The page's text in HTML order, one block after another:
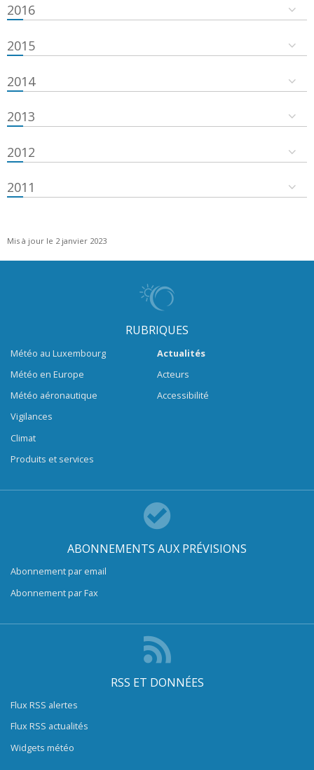
2016
2015
2014
2013
2012
2011
Mis à jour le 2 janvier 2023
RUBRIQUES
Météo au Luxembourg
Météo en Europe
Météo aéronautique
Vigilances
Climat
Produits et services
Actualités
Acteurs
Accessibilité
ABONNEMENTS AUX PRÉVISIONS
Abonnement par email
Abonnement par Fax
RSS ET DONNÉES
Flux RSS alertes
Flux RSS actualités
Widgets météo